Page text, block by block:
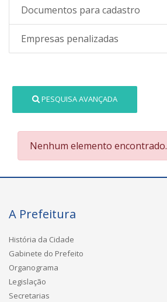
Documentos para cadastro
Empresas penalizadas
PESQUISA AVANÇADA
Nenhum elemento encontrado.
A Prefeitura
História da Cidade
Gabinete do Prefeito
Organograma
Legislação
Secretarias